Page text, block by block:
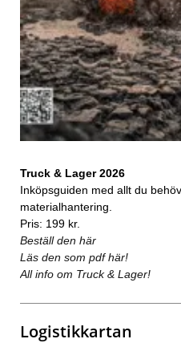
Truck & Lager 2026
Inköpsguiden med allt du
materialhantering.
Pris: 199 kr.
Beställ den här
Läs den som pdf här!
All info om Truck & Lager!
Logistikkartan